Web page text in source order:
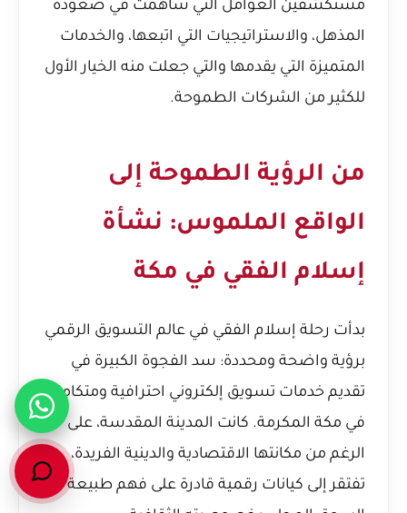
مستكشفين العوامل التي ساهمت في صعوده
المذهل، والاستراتيجيات التي اتبعها، والخدمات
المتميزة التي يقدمها والتي جعلت منه الخيار الأول
للكثير من الشركات الطموحة.
من الرؤية الطموحة إلى
الواقع الملموس: نشأة
إسلام الفقي في مكة
بدأت رحلة إسلام الفقي في عالم التسويق الرقمي
برؤية واضحة ومحددة: سد الفجوة الكبيرة في
تقديم خدمات تسويق إلكتروني احترافية ومتكاملة
في مكة المكرمة. كانت المدينة المقدسة، على
الرغم من مكانتها الاقتصادية والدينية الفريدة،
تفتقر إلى كيانات رقمية قادرة على فهم طبيعة